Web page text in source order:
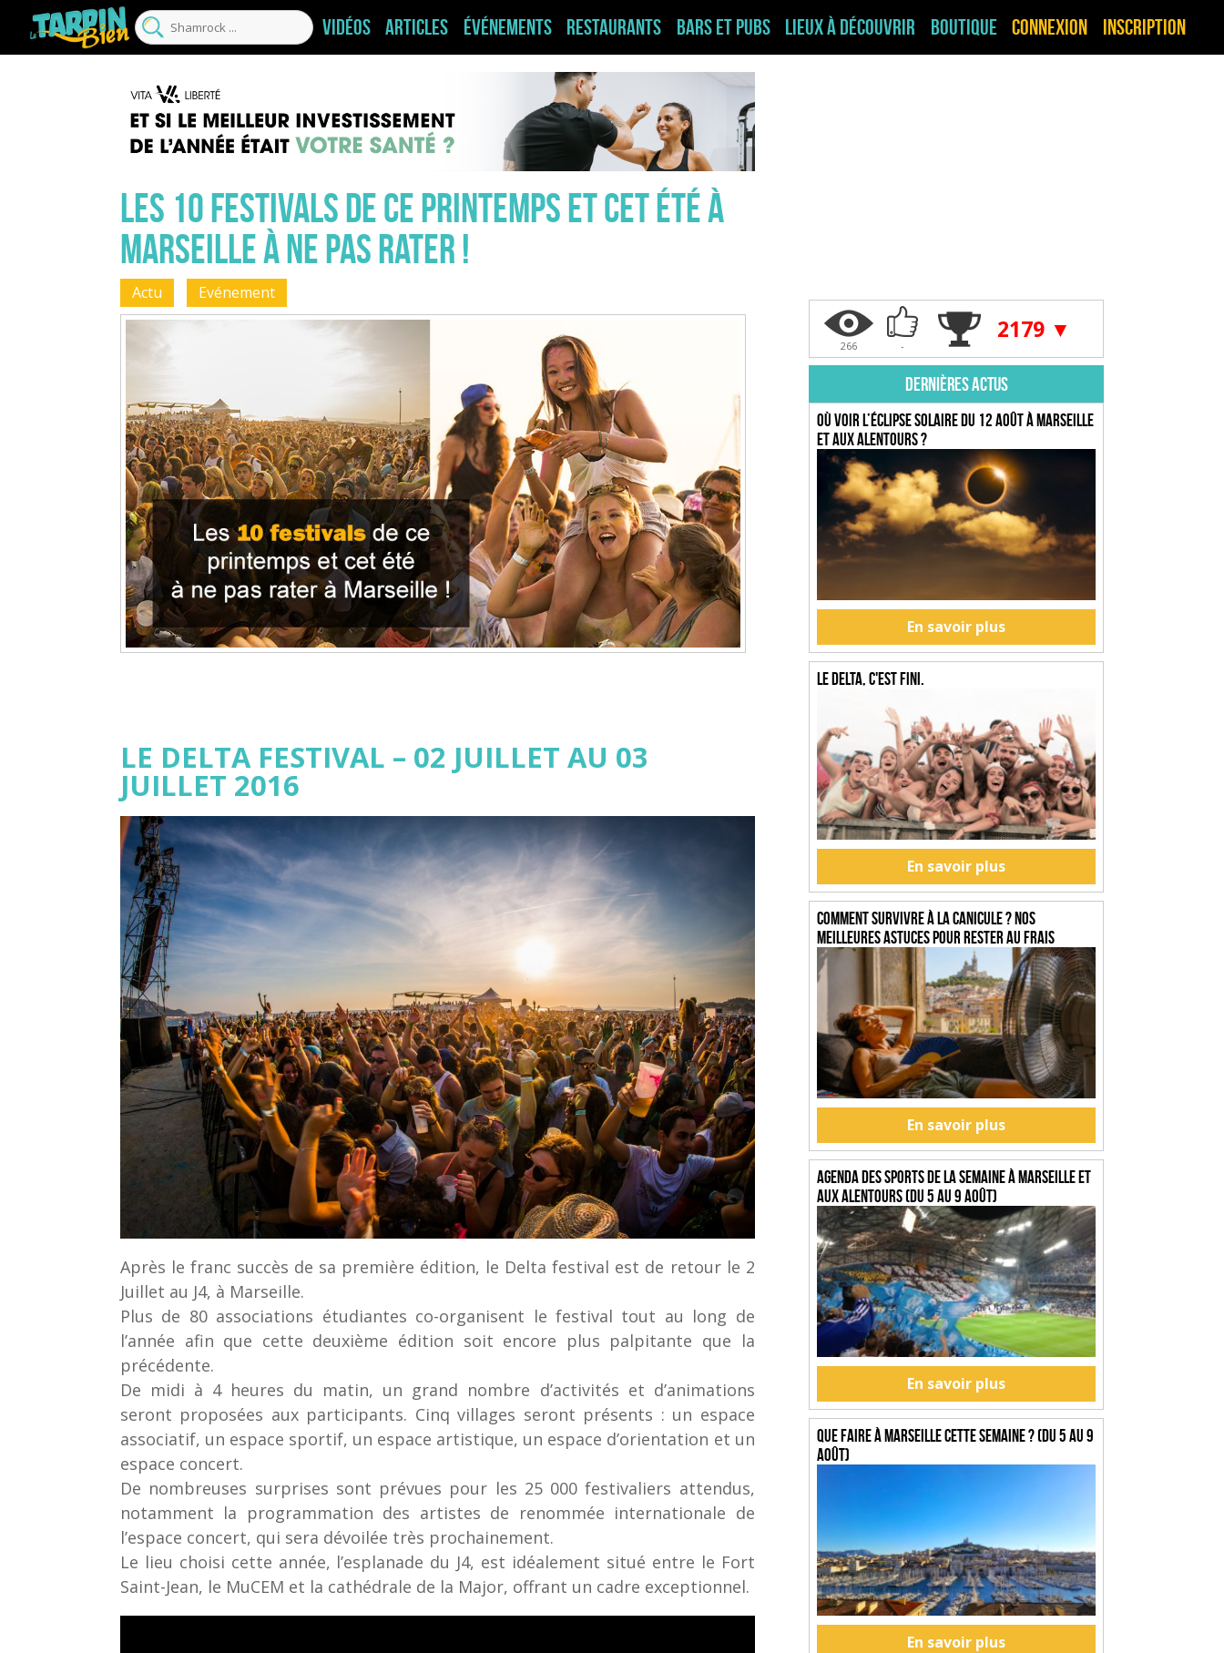
Vidéos Articles Événements Restaurants Bars et pubs Lieux à découvrir Boutique Connexion Inscription
Les 10 festivals de ce printemps et cet été à
Marseille à ne pas rater !
Actu Evénement
LE DELTA FESTIVAL – 02 JUILLET AU 03
JUILLET 2016
Après le franc succès de sa première édition, le Delta festival est de retour le 2
Juillet au J4, à Marseille.
Plus de 80 associations étudiantes co-organisent le festival tout au long de
l’année afin que cette deuxième édition soit encore plus palpitante que la
précédente.
De midi à 4 heures du matin, un grand nombre d’activités et d’animations
seront proposées aux participants. Cinq villages seront présents : un espace
associatif, un espace sportif, un espace artistique, un espace d’orientation et un
espace concert.
De nombreuses surprises sont prévues pour les 25 000 festivaliers attendus,
notamment la programmation des artistes de renommée internationale de
l’espace concert, qui sera dévoilée très prochainement.
Le lieu choisi cette année, l’esplanade du J4, est idéalement situé entre le Fort
Saint-Jean, le MuCEM et la cathédrale de la Major, offrant un cadre exceptionnel.
266 -
2179 ▼
Dernières actus
Où voir l’éclipse solaire du 12 août à Marseille
et aux alentours ?
En savoir plus
Le Delta, c'est fini.
En savoir plus
Comment survivre à la canicule ? Nos
meilleures astuces pour rester au frais
En savoir plus
Agenda des sports de la semaine à Marseille et
aux alentours (du 5 au 9 août)
En savoir plus
Que faire à Marseille cette semaine ? (du 5 au 9
août)
En savoir plus